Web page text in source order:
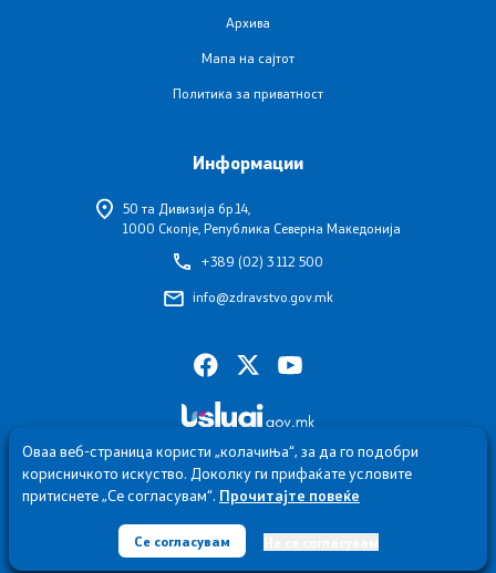
Архива
Мапа на сајтот
Политика за приватност
Информации
50 та Дивизија бр.14,
1000 Скопје, Република Северна Македонија
+389 (02) 3 112 500
info@zdravstvo.gov.mk
© 2026 Министерство за здравство
Сите права задржани
Оваа веб-страница користи „колачиња“, за да го подобри
корисничкото искуство. Доколку ги прифаќате условите
притиснете „Се согласувам“. Прочитајте повеќе
Се согласувам